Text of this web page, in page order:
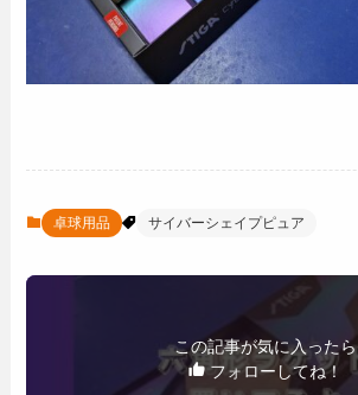
卓球用品 サイバーシェイプピュア
この記事が気に入ったら
フォローしてね！